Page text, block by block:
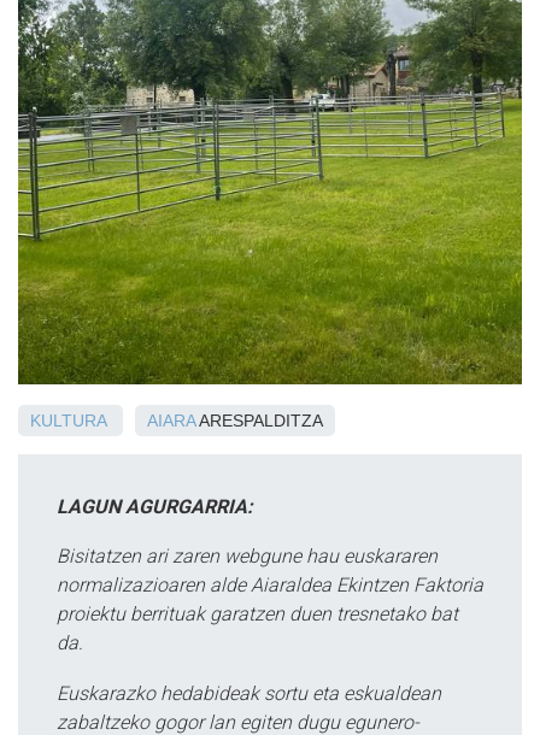
KULTURA AIARAARESPALDITZA
LAGUN AGURGARRIA:
Bisitatzen ari zaren webgune hau euskararen
normalizazioaren alde Aiaraldea Ekintzen Faktoria
proiektu berrituak garatzen duen tresnetako bat
da.
Euskarazko hedabideak sortu eta eskualdean
zabaltzeko gogor lan egiten dugu egunero-